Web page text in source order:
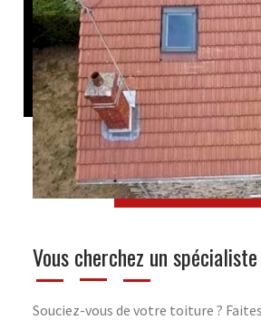
Vous cherchez un
Souciez-vous de votre toiture ?